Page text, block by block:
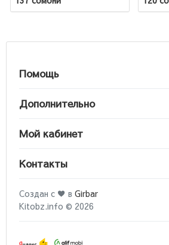
Помощь
Дополнительно
Мой кабинет
Контакты
Создан с ♥ в Girbar
Kitobz.info © 2026